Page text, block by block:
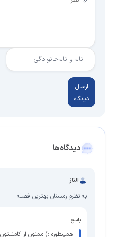
نام و نام‌خانوادگی
ارسال
دیدگاه
دیدگاه‌ها
الناز
به نظرم زمستان بهترین فصله
پاسخ:
همینطوره :) ممنون از کامنتتون